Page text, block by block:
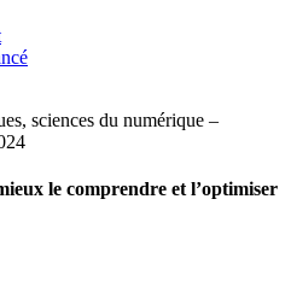
sciences du numérique –
le comprendre et l’optimiser